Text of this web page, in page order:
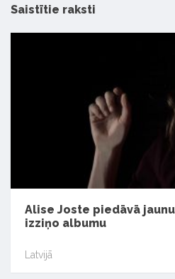
Saistītie raksti
Alise Joste piedāvā
izziņo albumu
Latvijā